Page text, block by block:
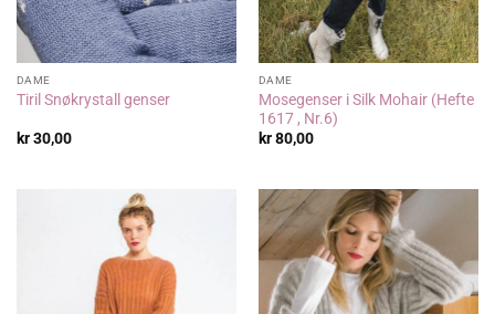
DAME
Tiril Snøkrystall genser
kr30,00
DAME
Mosegenser i Silk Mohair (Hefte
1617 , Nr.6)
kr80,00